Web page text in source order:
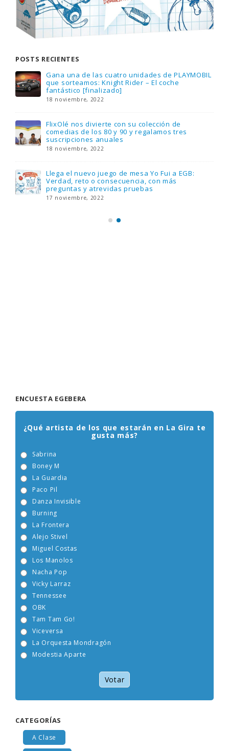
POSTS RECIENTES
Gana una de las cuatro unidades de PLAYMOBIL
que sorteamos: Knight Rider – El coche
fantástico [finalizado]
18 noviembre, 2022
FlixOlé nos divierte con su colección de
comedias de los 80 y 90 y regalamos tres
suscripciones anuales
18 noviembre, 2022
Llega el nuevo juego de mesa Yo Fui a EGB:
Verdad, reto o consecuencia, con más
preguntas y atrevidas pruebas
17 noviembre, 2022
ENCUESTA EGEBERA
¿Qué artista de los que estarán en La Gira te
gusta más?
Sabrina
Boney M
La Guardia
Paco Pil
Danza Invisible
Burning
La Frontera
Alejo Stivel
Miguel Costas
Los Manolos
Nacha Pop
Vicky Larraz
Tennessee
OBK
Tam Tam Go!
Viceversa
La Orquesta Mondragón
Modestia Aparte
Votar
CATEGORÍAS
A Clase